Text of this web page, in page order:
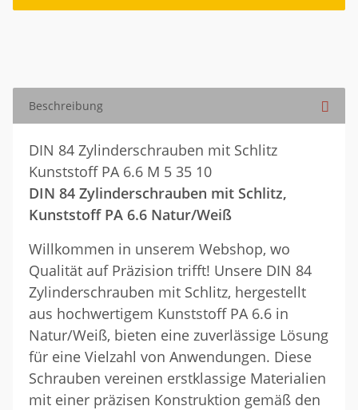
Beschreibung
DIN 84 Zylinderschrauben mit Schlitz
Kunststoff PA 6.6 M 5 35 10
DIN 84 Zylinderschrauben mit Schlitz,
Kunststoff PA 6.6 Natur/Weiß
Willkommen in unserem Webshop, wo
Qualität auf Präzision trifft! Unsere DIN 84
Zylinderschrauben mit Schlitz, hergestellt
aus hochwertigem Kunststoff PA 6.6 in
Natur/Weiß, bieten eine zuverlässige Lösung
für eine Vielzahl von Anwendungen. Diese
Schrauben vereinen erstklassige Materialien
mit einer präzisen Konstruktion gemäß den